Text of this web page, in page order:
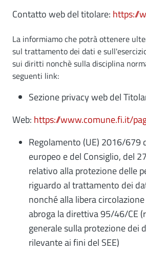
Contatto web del titolare: https://
La informiamo che potrà ottenere
sul trattamento dei dati e
sui diritti nonchè sulla disciplina
seguenti link:
Sezione privacy web del
Web: https://www.comune.fi.it/
Regolamento (UE) 2016/679
europeo e del Consiglio, del
relativo alla protezione delle
riguardo al trattamento dei
nonché alla libera
abroga la direttiva 95/46/CE
generale sulla protezione dei
rilevante ai fini del SEE)